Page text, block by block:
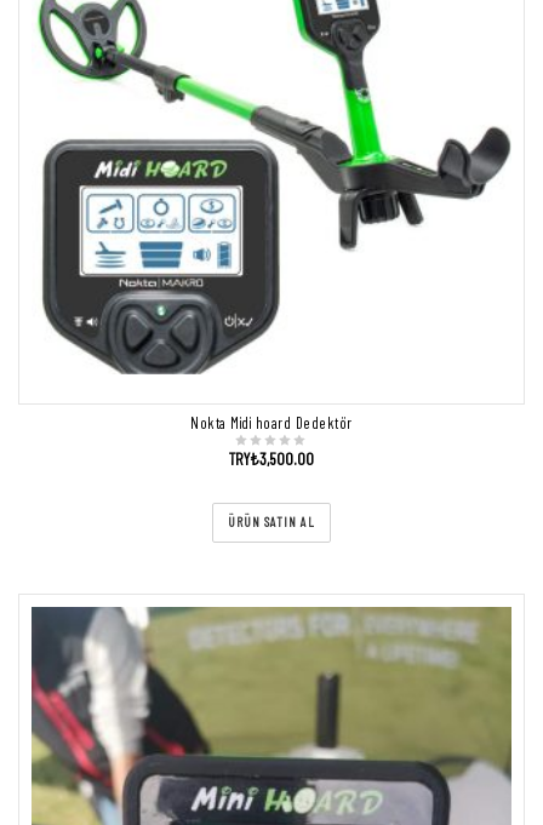
Nokta Midi hoard Dedektör
TRY₺3,500.00
ÜRÜN SATIN AL